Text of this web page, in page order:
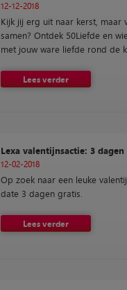
12-12-2018
Kijk jij erg uit naar kerst, maar
samen? Ontdek 50Liefde en
met jouw ware liefde rond de
Lees verder
Lexa valentijnsactie: 3
12-02-2018
Op zoek naar een leuke
date 3 dagen gratis.
Lees verder